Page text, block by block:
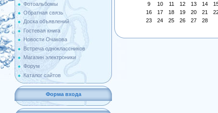
Фотоальбомы
Обратная связь
Доска объявлений
Гостевая книга
Новости Очакова
Встреча одноклассников
Магазин электроники
Форум
Каталог сайтов
Форма входа
9
10 11 12 13 14
16
17 18 19 20 21
23
24 25 26 27 28